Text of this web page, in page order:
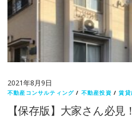
2021年8月9日
不動産コンサルティング / 不動産投資 /賃貸
【保存版】大家さん必